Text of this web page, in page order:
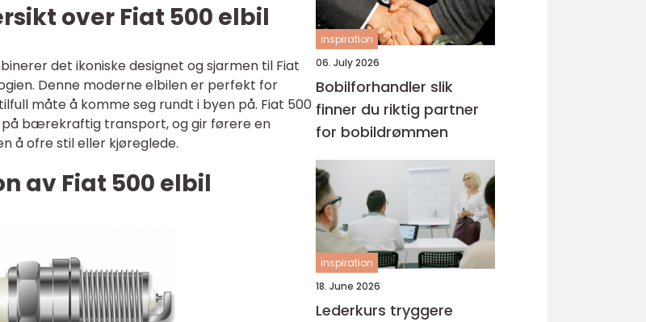
over Fiat 500 elbil
det ikoniske designet og sjarmen til Fiat
Denne moderne elbilen er perfekt for
måte å komme seg rundt i byen på. Fiat 500
bærekraftig transport, og gir førere en
å ofre stil eller kjøreglede.
av Fiat 500 elbil
inspiration
06. July 2026
Bobilforhandler slik
finner du riktig partner
for bobildrømmen
inspiration
18. June 2026
Lederkurs tryggere